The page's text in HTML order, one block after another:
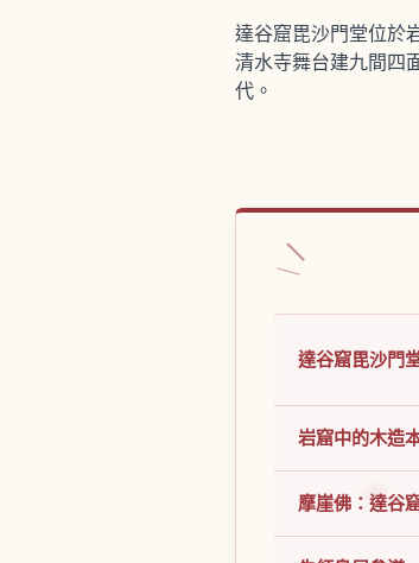
達谷窟毘沙門堂位於
清水寺舞台建九間四
代。
達谷窟毘沙門
岩窟中的木造
摩崖佛：達谷